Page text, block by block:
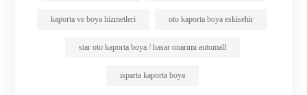
kaporta ve boya hizmetleri oto kaporta boya eskisehir
star oto kaporta boya / hasar onarımı automall
ısparta kaporta boya